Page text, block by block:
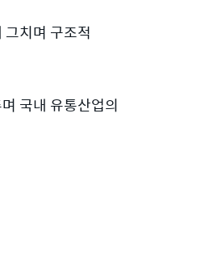
치며 구조적
국내 유통산업의